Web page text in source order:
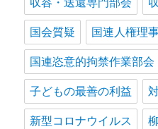
国会質疑 国連人権理
国連恣意的拘禁作業部会
子どもの最善の利益
新型コロナウイルス